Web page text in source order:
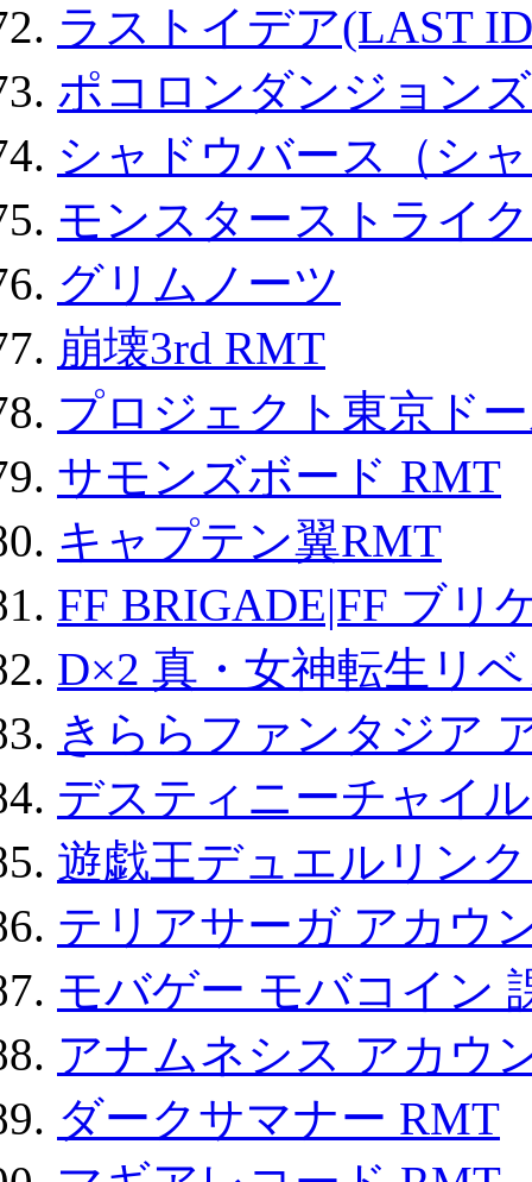
ラストイデア(LAST
ポコロンダンジョン
シャドウバース（シ
モンスターストライ
グリムノーツ
崩壊3rd RMT
プロジェクト東京ド
サモンズボード RMT
キャプテン翼RMT
FF BRIGADE|FF ブリ
D×2 真・女神転生リ
きららファンタジア
デスティニーチャイ
遊戯王デュエルリン
テリアサーガ アカウ
モバゲー モバコイン
アナムネシス アカウ
ダークサマナー RMT